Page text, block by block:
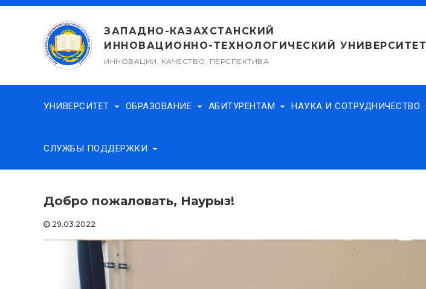
Перейти
содержимому
ЗАПАДНО-КАЗАХСТАНСКИЙ
ИННОВАЦИОННО-ТЕХНОЛОГИЧЕСКИЙ УНИВЕРСИТЕТ
ИННОВАЦИИ, КАЧЕСТВО, ПЕРСПЕКТИВА
УНИВЕРСИТЕТ ОБРАЗОВАНИЕ АБИТУРЕНТАМ НАУКА И СОТРУДНИЧЕСТВО
СЛУЖБЫ ПОДДЕРЖКИ
Добро пожаловать, Наурыз!
29.03.2022